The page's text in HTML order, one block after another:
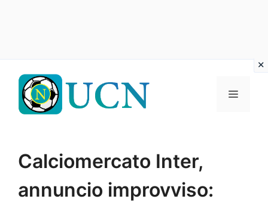
contenuto
Menu
Calciomercato Inter,
annuncio improvviso: